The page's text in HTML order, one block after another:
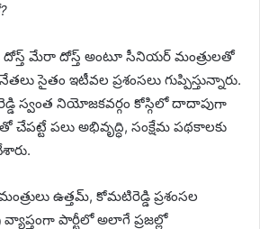
దోస్త్ మేరా దోస్త్ అంటూ సీనియర్ మంత్రులతో
సైతం ఇటీవల ప్రశంసలు గుప్పిస్తున్నారు.
స్వంత నియోజకవర్గం కోస్గిలో దాదాపుగా
చేపట్టే పలు అభివృద్ధి, సంక్షేమ పథకాలకు
ఉత్తమ్, కోమటిరెడ్డి ప్రశంసల
వ్యాప్తంగా పార్టీలో అలాగే ప్రజల్లో